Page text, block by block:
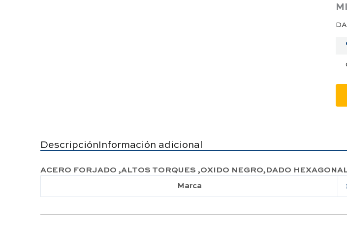
DescripciónInformación adicional
ACERO FORJADO ,ALTOS TORQUES ,OXIDO NEGRO,DADO
Marca